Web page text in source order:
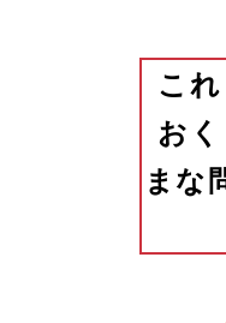
こ
お
まな